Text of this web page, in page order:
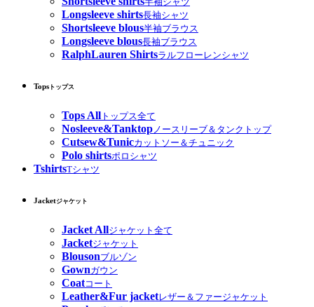
Longsleeve shirts長袖シャツ
Shortsleeve blous半袖ブラウス
Longsleeve blous長袖ブラウス
RalphLauren Shirtsラルフローレンシャツ
Tops トップス
Tops All トップス全て
Nosleeve&Tanktopノースリーブ＆タンクトップ
Cutsew&Tunicカットソー＆チュニック
Polo shirtsポロシャツ
TshirtsTシャツ
Jacketジャケット
Jacket Allジャケット全て
Jacketジャケット
Blousonブルゾン
Gownガウン
Coatコート
Leather&Fur jacketレザー＆ファージャケット